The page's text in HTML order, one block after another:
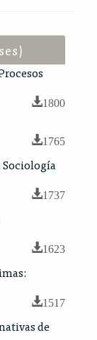
1800
1765
1737
1623
1517
de